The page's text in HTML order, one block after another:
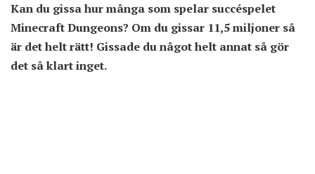
Kan du gissa hur många som spelar succéspelet
Minecraft Dungeons? Om du gissar 11,5 miljoner så
är det helt rätt! Gissade du något helt annat så gör
det så klart inget.